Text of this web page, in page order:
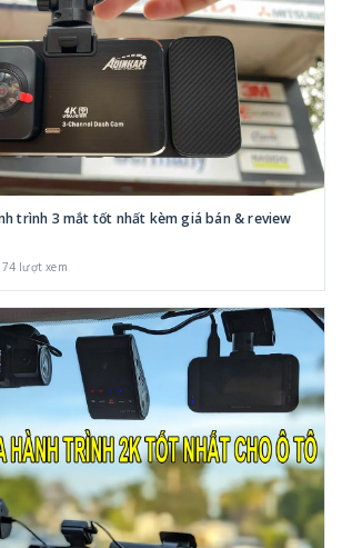
trình 3 mắt tốt nhất kèm giá bán & review
lượt xem